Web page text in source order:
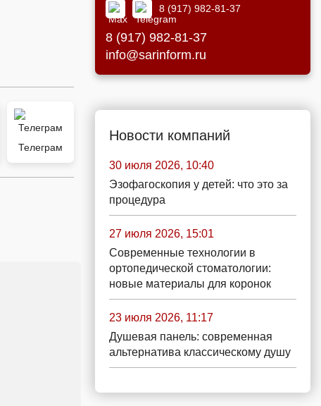
Телеграм
8 (917) 982-81-37
8 (917) 982-81-37
info@sarinform.ru
Новости компаний
30 июля 2026, 10:40
Эзофагоскопия у детей: что это за
процедура
27 июля 2026, 15:01
Современные технологии в
ортопедической стоматологии:
новые материалы для коронок
23 июля 2026, 11:17
Душевая панель: современная
альтернатива классическому душу